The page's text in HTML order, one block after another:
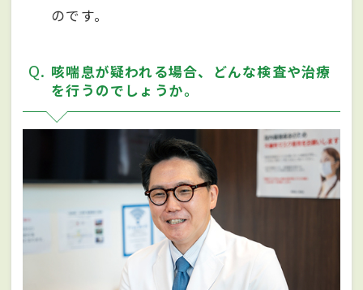
のです。
Q
咳喘息が疑われる場合、どんな検査や治療
を⾏うのでしょうか。